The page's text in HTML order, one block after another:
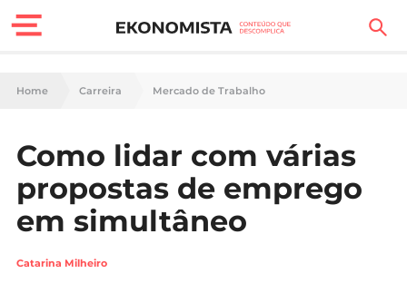
Finanças Pessoais
Carreira
Casa
Lifestyle
Home Carreira Mercado de Trabalho
Como lidar com várias
propostas de emprego
em simultâneo
Catarina Milheiro